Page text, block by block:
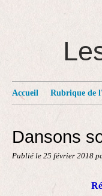
Accueil Rubrique de
Dansons
Publié le 25 février 2018